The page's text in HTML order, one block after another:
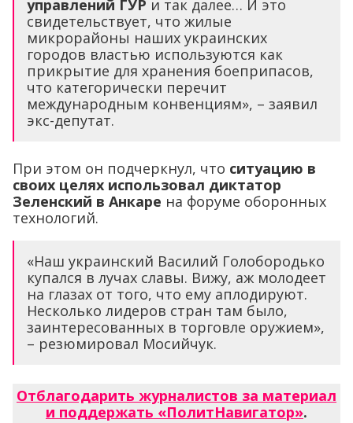
управлений ГУР и так далее… И это
свидетельствует, что жилые
микрорайоны наших украинских
городов властью используются как
прикрытие для хранения боеприпасов,
что категорически перечит
международным конвенциям», – заявил
экс-депутат.
При этом он подчеркнул, что ситуацию в
своих целях использовал диктатор
Зеленский в Анкаре на форуме оборонных
технологий.
«Наш украинский Василий Голобородько
купался в лучах славы. Вижу, аж молодеет
на глазах от того, что ему аплодируют.
Несколько лидеров стран там было,
заинтересованных в торговле оружием»,
– резюмировал Мосийчук.
Отблагодарить журналистов за материал
и поддержать «ПолитНавигатор».